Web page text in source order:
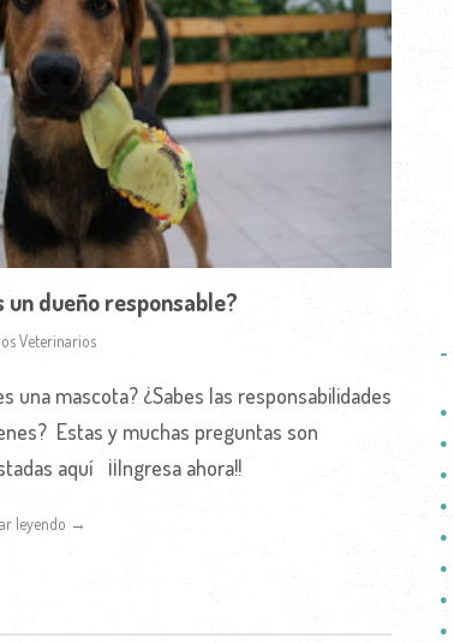
un dueño responsable?
Veterinarios
una mascota? ¿Sabes las responsabilidades
Estas y muchas preguntas son
aquí ¡¡Ingresa ahora!!
leyendo →